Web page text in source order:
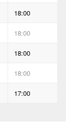
18:00
18:00
18:00
18:00
17:00